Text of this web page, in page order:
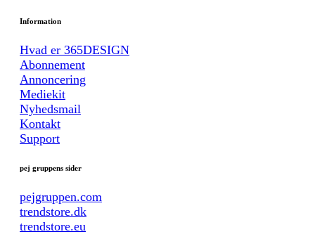
Information
Hvad er 365DESIGN
Abonnement
Annoncering
Mediekit
Nyhedsmail
Kontakt
Support
pej gruppens sider
pejgruppen.com
trendstore.dk
trendstore.eu